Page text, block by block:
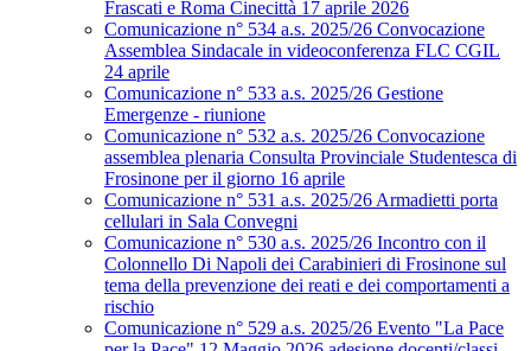
Frascati e Roma Cinecittà 17 aprile 2026
Comunicazione n° 534 a.s. 2025/26 Convocazione
Assemblea Sindacale in videoconferenza FLC CGIL
24 aprile
Comunicazione n° 533 a.s. 2025/26 Gestione
Emergenze - riunione
Comunicazione n° 532 a.s. 2025/26 Convocazione
assemblea plenaria Consulta Provinciale Studentesca di
Frosinone per il giorno 16 aprile
Comunicazione n° 531 a.s. 2025/26 Armadietti porta
cellulari in Sala Convegni
Comunicazione n° 530 a.s. 2025/26 Incontro con il
Colonnello Di Napoli dei Carabinieri di Frosinone sul
tema della prevenzione dei reati e dei comportamenti a
rischio
Comunicazione n° 529 a.s. 2025/26 Evento "La Pace